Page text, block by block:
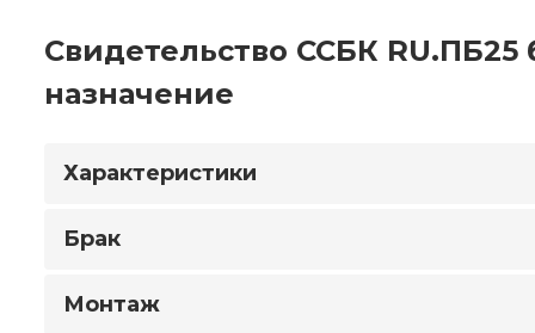
Свидетельство ССБК RU.ПБ25
назначение
Характеристики
Брак
Монтаж